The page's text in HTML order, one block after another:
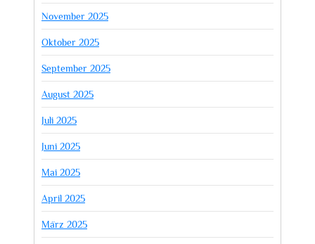
November 2025
Oktober 2025
September 2025
August 2025
Juli 2025
Juni 2025
Mai 2025
April 2025
März 2025